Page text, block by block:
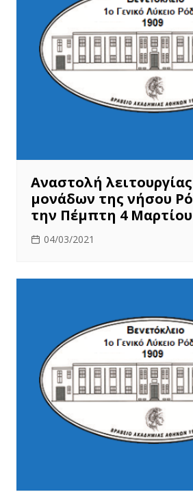
Αναστολή
μονάδων της νήσου
την Πέμπτη 4 Μαρτίου
04/03/2021